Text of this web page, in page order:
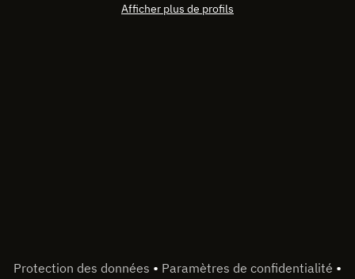
Afficher plus de profils
Protection des données • Paramètres de confidentialité •